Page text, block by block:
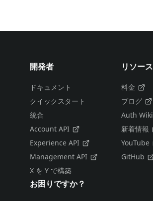
開発者
ドキュメント
クイックスタート
統合
Account API
Experience API
Management API
X を Y で構築
リソース
料金
ブログ
Auth Wiki
新着情報
YouTube
GitHub
お困りですか？